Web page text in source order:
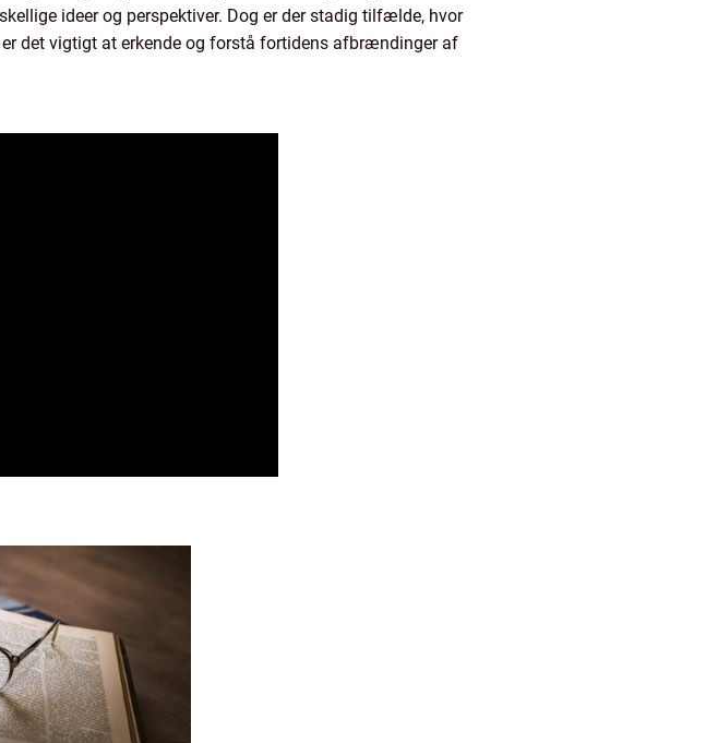
ideer og perspektiver. Dog er der stadig tilfælde, hvor
det vigtigt at erkende og forstå fortidens afbrændinger af